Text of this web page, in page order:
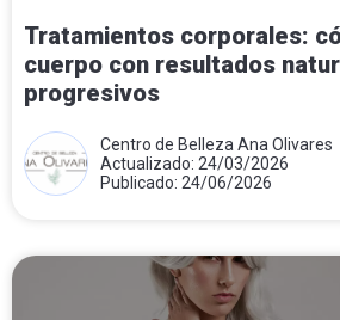
Tratamientos corporales:
cuerpo con resultados
progresivos
Centro de Belleza Ana Olivares
Actualizado: 24/03/2026
Publicado: 24/06/2026